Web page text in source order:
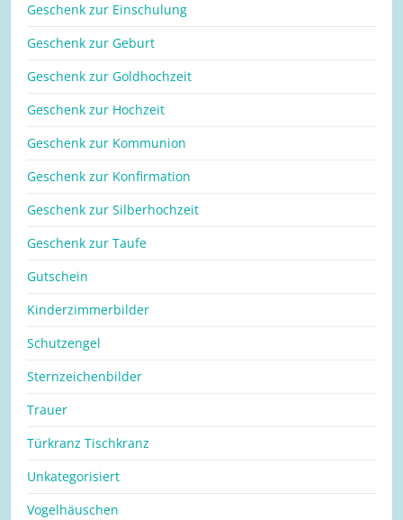
Geschenk zur Einschulung
Geschenk zur Geburt
Geschenk zur Goldhochzeit
Geschenk zur Hochzeit
Geschenk zur Kommunion
Geschenk zur Konfirmation
Geschenk zur Silberhochzeit
Geschenk zur Taufe
Gutschein
Kinderzimmerbilder
Schutzengel
Sternzeichenbilder
Trauer
Türkranz Tischkranz
Unkategorisiert
Vogelhäuschen